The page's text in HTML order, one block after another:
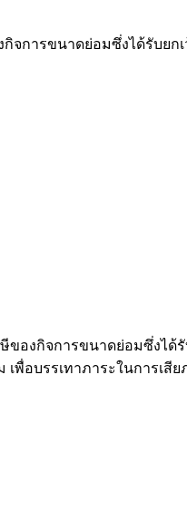
ารขนาดย่อมซึ่งได้รับยกเ
งกิจการขนาดย่อมซึ่งได้รั
อบรรเทาภาระในการเสี